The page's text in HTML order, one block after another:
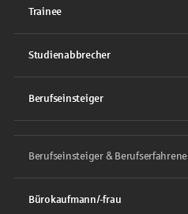
Trainee
Studienabbrecher
Berufseinsteiger
Berufseinsteiger & Berufserfahrene
Bürokaufmann/-frau